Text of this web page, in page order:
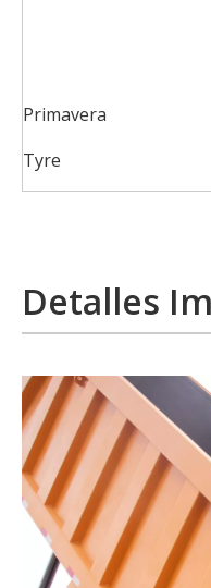
Primavera
Tyre
Detalles